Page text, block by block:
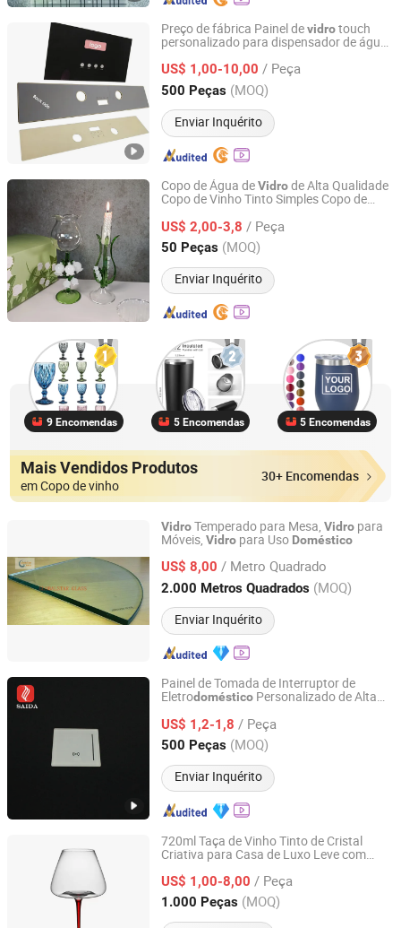
Preço de fábrica Painel devidrotouch
personalizado para dispensador de água
US$ 1,00-10,00 / Peça
500 Peças (MOQ)
Enviar Inquérito
Weihai Wellwise Trading Co., Ltd.
Shandong, China Desde 2026
Copo de Água deVidrode Alta Qualidade
Copo de Vinho Tinto Simples Copo de
US$ 2,00-3,8 / Peça
50 Peças (MOQ)
Enviar Inquérito
Yancheng Xinboyuan Glass Co., Ltd.
Jiangsu, China Desde 2021
9 Encomendas 5 Encomendas 5 Encomendas
Mais Vendidos Produtos
em Copo de vinho
30+ Encomendas
VidroTemperado para Mesa, Vidro para
Móveis, Vidro para Uso Doméstico
US$ 8,00 / Metro Quadrado
2.000 Metros Quadrados (MOQ)
Enviar Inquérito
Qingdao Globalstar Glass Technology Co., Ltd.
Shandong, China Desde 2007
Painel de Tomada de Interruptor de
Eletrodoméstico Personalizado de Alta
US$ 1,2-1,8 / Peça
500 Peças (MOQ)
Enviar Inquérito
DONGGUAN SAIDA GLASS CO.,LTD
Guangdong, China Desde 2018
720ml Taça de Vinho Tinto de Cristal
Criativa para Casa de Luxo Leve com
US$ 1,00-8,00 / Peça
1.000 Peças (MOQ)
Qingdao Jianhai International Trade Co., Ltd.
Shandong, China Desde 2016